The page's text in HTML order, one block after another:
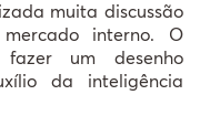
muita discussão
interno. O
um desenho
ílio da inteligência